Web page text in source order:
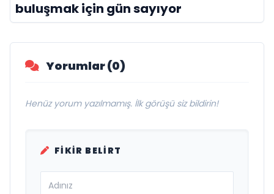
buluşmak için gün sayıyor
Yorumlar (0)
Henüz yorum yazılmamış. İlk görüşü siz bildirin!
FIKIR BELIRT